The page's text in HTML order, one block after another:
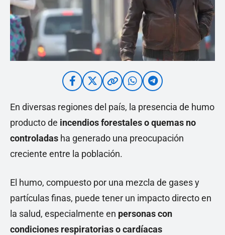
En diversas regiones del país, la presencia de humo
producto de incendios forestales o quemas no
controladas ha generado una preocupación
creciente entre la población.
El humo, compuesto por una mezcla de gases y
partículas finas, puede tener un impacto directo en
la salud, especialmente en personas con
condiciones respiratorias o cardíacas